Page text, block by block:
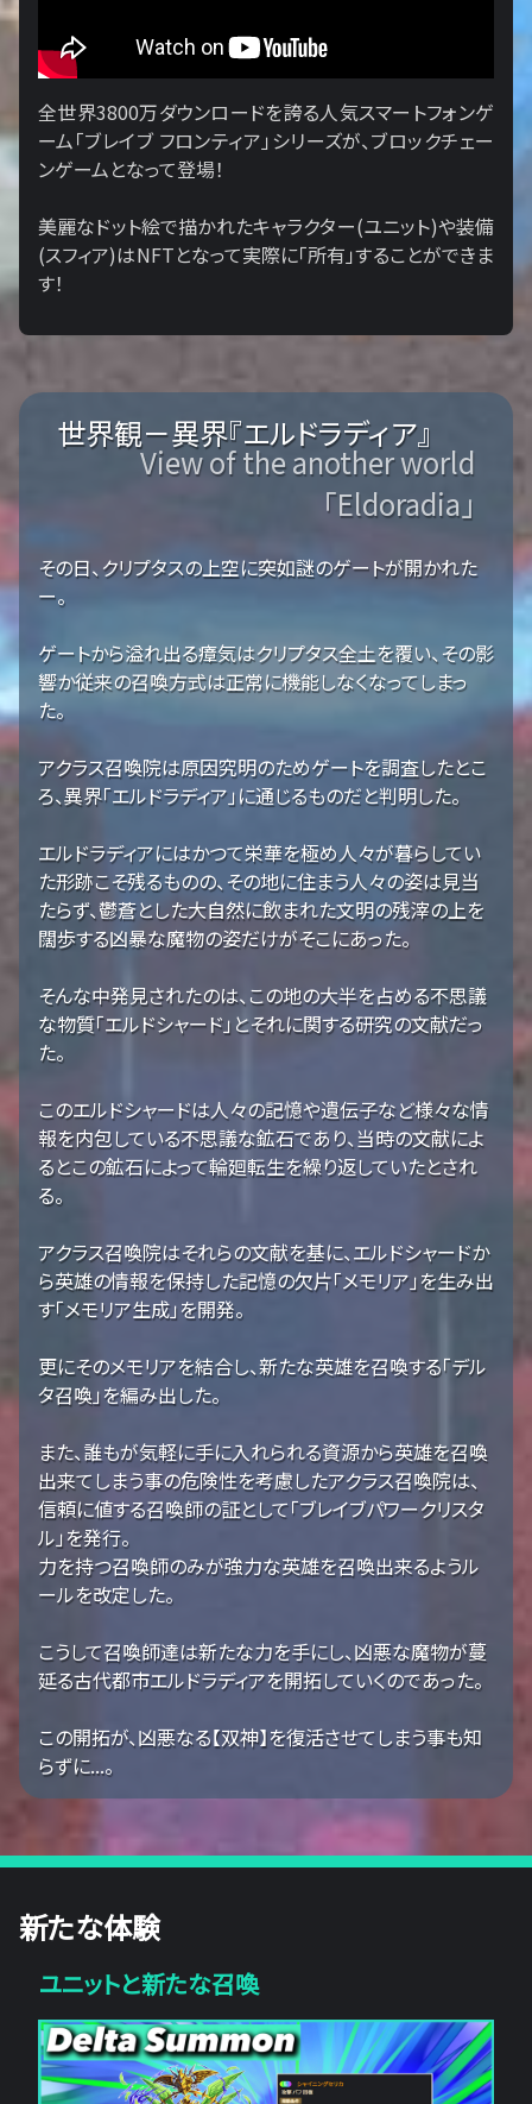
全世界3800万ダウンロードを誇る人気スマートフォンゲ
ーム「ブレイブ フロンティア」シリーズが、ブロックチェー
ンゲームとなって登場！
美麗なドット絵で描かれたキャラクター(ユニット)や装備
(スフィア)はNFTとなって実際に「所有」することができま
す！
世界観－異界『エルドラディア』
View of the another world
「Eldoradia」
その日、クリプタスの上空に突如謎のゲートが開かれた
ー。
ゲートから溢れ出る瘴気はクリプタス全土を覆い、その影
響か従来の召喚方式は正常に機能しなくなってしまっ
た。
アクラス召喚院は原因究明のためゲートを調査したとこ
ろ、異界「エルドラディア」に通じるものだと判明した。
エルドラディアにはかつて栄華を極め人々が暮らしてい
た形跡こそ残るものの、その地に住まう人々の姿は見当
たらず、鬱蒼とした大自然に飲まれた文明の残滓の上を
闊歩する凶暴な魔物の姿だけがそこにあった。
そんな中発見されたのは、この地の大半を占める不思議
な物質「エルドシャード」とそれに関する研究の文献だっ
た。
このエルドシャードは人々の記憶や遺伝子など様々な情
報を内包している不思議な鉱石であり、当時の文献によ
るとこの鉱石によって輪廻転生を繰り返していたとされ
る。
アクラス召喚院はそれらの文献を基に、エルドシャードか
ら英雄の情報を保持した記憶の欠片「メモリア」を生み出
す「メモリア生成」を開発。
更にそのメモリアを結合し、新たな英雄を召喚する「デル
タ召喚」を編み出した。
また、誰もが気軽に手に入れられる資源から英雄を召喚
出来てしまう事の危険性を考慮したアクラス召喚院は、
信頼に値する召喚師の証として「ブレイブパワークリスタ
ル」を発行。
力を持つ召喚師のみが強力な英雄を召喚出来るようル
ールを改定した。
こうして召喚師達は新たな力を手にし、凶悪な魔物が蔓
延る古代都市エルドラディアを開拓していくのであった。
この開拓が、凶悪なる【双神】を復活させてしまう事も知
らずに...。
新たな体験
ユニットと新たな召喚